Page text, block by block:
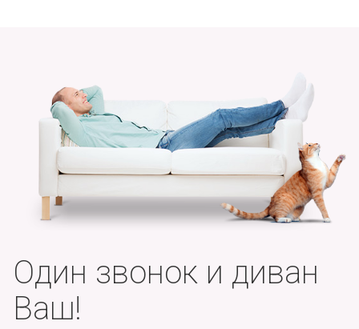
Один звонок и диван
Ваш!